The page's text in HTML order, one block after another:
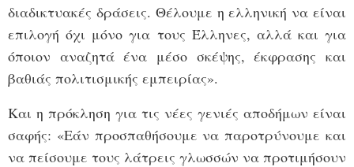
διαδικτυακές δράσεις. Θέλουμε η ελληνική να είναι
επιλογή όχι μόνο για τους Έλληνες, αλλά και για
όποιον αναζητά ένα μέσο σκέψης, έκφρασης και
βαθιάς πολιτισμικής εμπειρίας».
Και η πρόκληση για τις νέες γενιές αποδήμων είναι
σαφής: «Εάν προσπαθήσουμε να παροτρύνουμε και
να πείσουμε τους λάτρεις γλωσσών να προτιμήσουν